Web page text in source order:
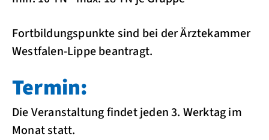
Fortbildungspunkte sind bei der Ärztekammer
Westfalen-Lippe beantragt.
Termin:
Die Veranstaltung findet jeden 3. Werktag im
Monat statt.